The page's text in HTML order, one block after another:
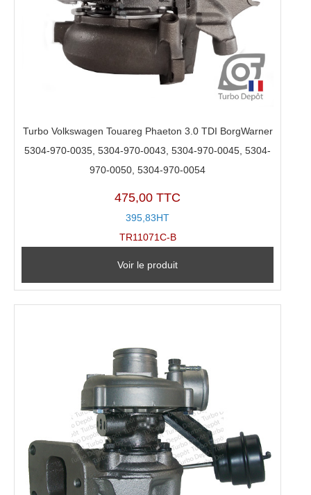
Turbo Volkswagen Touareg Phaeton 3.0 TDI BorgWarner
5304-970-0035, 5304-970-0043, 5304-970-0045, 5304-
970-0050, 5304-970-0054
475,00 TTC
395,83HT
TR11071C-B
Voir le produit